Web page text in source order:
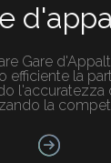
Gare
efficiente la
l'accuratezza
la